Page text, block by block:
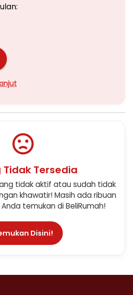
Tidak Tersedia
tidak aktif atau sudah tidak
khawatir! Masih ada ribuan
temukan di BeliRumah!
Disini!